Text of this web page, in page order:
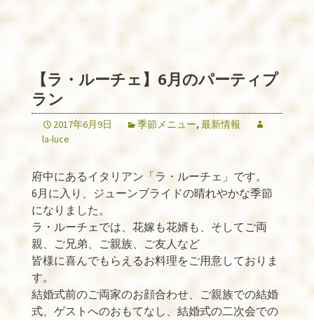
【ラ・ルーチェ】6月のパーティプ
ラン
2017年6月9日 季節メニュー, 最新情報
la-luce
府中にあるイタリアン「ラ・ルーチェ」です。
6月に入り、ジューンブライドの晴れやかな季節
になりました。
ラ・ルーチェでは、花嫁も花婿も、そしてご両
親、ご兄弟、ご親族、ご友人など
皆様に喜んでもらえるお料理をご用意しておりま
す。
結婚式前のご両家のお顔合わせ、ご親族での結婚
式、ゲストへのおもてなし、結婚式の二次会での